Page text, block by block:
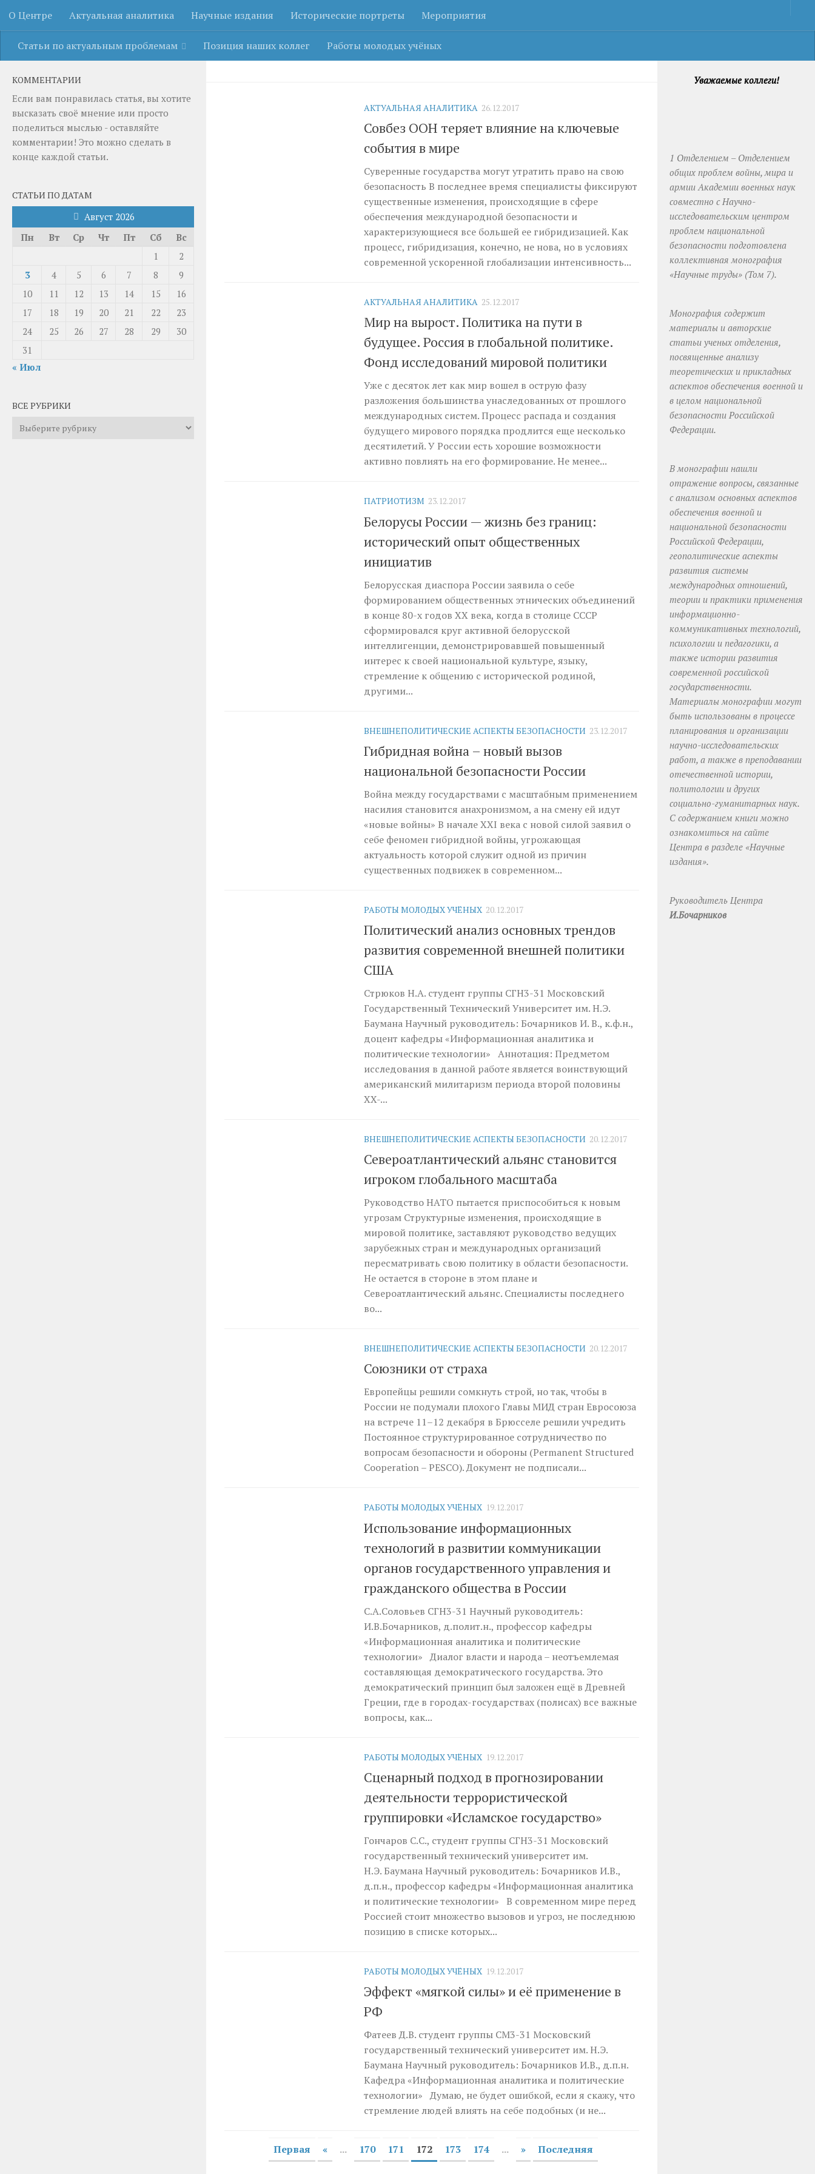
Перейти к содержимому
О Центре Актуальная аналитика Научные издания Исторические портреты Мероприятия
Статьи по актуальным проблемам Позиция наших коллег Работы молодых учёных
АКТУАЛЬНАЯ АНАЛИТИКА 26.12.2017
Совбез ООН теряет влияние на ключевые
события в мире
Суверенные государства могут утратить право на свою
безопасность В последнее время специалисты фиксируют
существенные изменения, происходящие в сфере
обеспечения международной безопасности и
характеризующиеся все большей ее гибридизацией. Как
процесс, гибридизация, конечно, не нова, но в условиях
современной ускоренной глобализации интенсивность...
АКТУАЛЬНАЯ АНАЛИТИКА 25.12.2017
Мир на вырост. Политика на пути в
будущее. Россия в глобальной политике.
Фонд исследований мировой политики
Уже с десяток лет как мир вошел в острую фазу
разложения большинства унаследованных от прошлого
международных систем. Процесс распада и создания
будущего мирового порядка продлится еще несколько
десятилетий. У России есть хорошие возможности
активно повлиять на его формирование. Не менее...
ПАТРИОТИЗМ 23.12.2017
Белорусы России — жизнь без границ:
исторический опыт общественных
инициатив
Белорусская диаспора России заявила о себе
формированием общественных этнических объединений
в конце 80-х годов XX века, когда в столице СССР
сформировался круг активной белорусской
интеллигенции, демонстрировавшей повышенный
интерес к своей национальной культуре, языку,
стремление к общению с исторической родиной,
другими...
ВНЕШНЕПОЛИТИЧЕСКИЕ АСПЕКТЫ БЕЗОПАСНОСТИ 23.12.2017
Гибридная война – новый вызов
национальной безопасности России
Война между государствами с масштабным применением
насилия становится анахронизмом, а на смену ей идут
«новые войны» В начале XXI века с новой силой заявил о
себе феномен гибридной войны, угрожающая
актуальность которой служит одной из причин
существенных подвижек в современном...
РАБОТЫ МОЛОДЫХ УЧЁНЫХ 20.12.2017
Политический анализ основных трендов
развития современной внешней политики
США
Стрюков Н.А. студент группы СГН3-31 Московский
Государственный Технический Университет им. Н.Э.
Баумана Научный руководитель: Бочарников И. В., к.ф.н.,
доцент кафедры «Информационная аналитика и
политические технологии» Аннотация: Предметом
исследования в данной работе является воинствующий
американский милитаризм периода второй половины
XX-...
ВНЕШНЕПОЛИТИЧЕСКИЕ АСПЕКТЫ БЕЗОПАСНОСТИ 20.12.2017
Североатлантический альянс становится
игроком глобального масштаба
Руководство НАТО пытается приспособиться к новым
угрозам Структурные изменения, происходящие в
мировой политике, заставляют руководство ведущих
зарубежных стран и международных организаций
пересматривать свою политику в области безопасности.
Не остается в стороне в этом плане и
Североатлантический альянс. Специалисты последнего
во...
ВНЕШНЕПОЛИТИЧЕСКИЕ АСПЕКТЫ БЕЗОПАСНОСТИ 20.12.2017
Союзники от страха
Европейцы решили сомкнуть строй, но так, чтобы в
России не подумали плохого Главы МИД стран Евросоюза
на встрече 11–12 декабря в Брюсселе решили учредить
Постоянное структурированное сотрудничество по
вопросам безопасности и обороны (Permanent Structured
Cooperation – PESCO). Документ не подписали...
РАБОТЫ МОЛОДЫХ УЧЁНЫХ 19.12.2017
Использование информационных
технологий в развитии коммуникации
органов государственного управления и
гражданского общества в России
С.А.Соловьев СГН3-31 Научный руководитель:
И.В.Бочарников, д.полит.н., профессор кафедры
«Информационная аналитика и политические
технологии» Диалог власти и народа – неотъемлемая
составляющая демократического государства. Это
демократический принцип был заложен ещё в Древней
Греции, где в городах-государствах (полисах) все важные
вопросы, как...
РАБОТЫ МОЛОДЫХ УЧЁНЫХ 19.12.2017
Сценарный подход в прогнозировании
деятельности террористической
группировки «Исламское государство»
Гончаров С.С., студент группы СГН3-31 Московский
государственный технический университет им.
Н.Э. Баумана Научный руководитель: Бочарников И.В.,
д.п.н., профессор кафедры «Информационная аналитика
и политические технологии» В современном мире перед
Россией стоит множество вызовов и угроз, не последнюю
позицию в списке которых...
РАБОТЫ МОЛОДЫХ УЧЁНЫХ 19.12.2017
Эффект «мягкой силы» и её применение в
РФ
Фатеев Д.В. студент группы СМ3-31 Московский
государственный технический университет им. Н.Э.
Баумана Научный руководитель: Бочарников И.В., д.п.н.
Кафедра «Информационная аналитика и политические
технологии» Думаю, не будет ошибкой, если я скажу, что
стремление людей влиять на себе подобных (и не...
Первая « ... 170 171 172 173 174 ... » Последняя
КОММЕНТАРИИ
Если вам понравилась статья, вы хотите
высказать своё мнение или просто
поделиться мыслью - оставляйте
комментарии! Это можно сделать в
конце каждой статьи.
СТАТЬИ ПО ДАТАМ
Август 2026
Пн
Вт Ср Чт Пт Сб
Вс
1
2
3
4 5 6 7 8
9
10
11 12 13 14 15
16
17
18 19 20 21 22
23
24
25 26 27 28 29
30
31
« Июл
ВСЕ РУБРИКИ
Все
Уважаемые коллеги!
1 Отделением – Отделением
общих проблем войны, мира и
армии Академии военных наук
совместно с Научно-
исследовательским центром
проблем национальной
безопасности подготовлена
коллективная монография
«Научные труды» (Том 7).
Монография содержит
материалы и авторские
статьи ученых отделения,
посвященные анализу
теоретических и прикладных
аспектов обеспечения военной и
в целом национальной
безопасности Российской
Федерации.
В монографии нашли
отражение вопросы, связанные
с анализом основных аспектов
обеспечения военной и
национальной безопасности
Российской Федерации,
геополитические аспекты
развития системы
международных отношений,
теории и практики применения
информационно-
коммуникативных технологий,
психологии и педагогики, а
также истории развития
современной российской
государственности.
Материалы монографии могут
быть использованы в процессе
планирования и организации
научно-исследовательских
работ, а также в преподавании
отечественной истории,
политологии и других
социально-гуманитарных наук.
С содержанием книги можно
ознакомиться на сайте
Центра в разделе «Научные
издания».
Руководитель Центра
И.Бочарников